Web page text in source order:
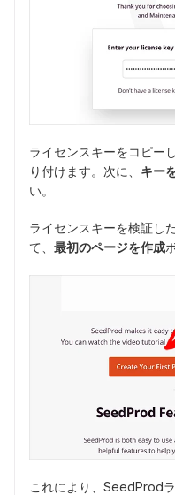
ライセンスキーをコピー
り付けます。次に、 キー
い。
ライセンスキーを検証し
て、 最初のページを作成
これにより、SeedProd